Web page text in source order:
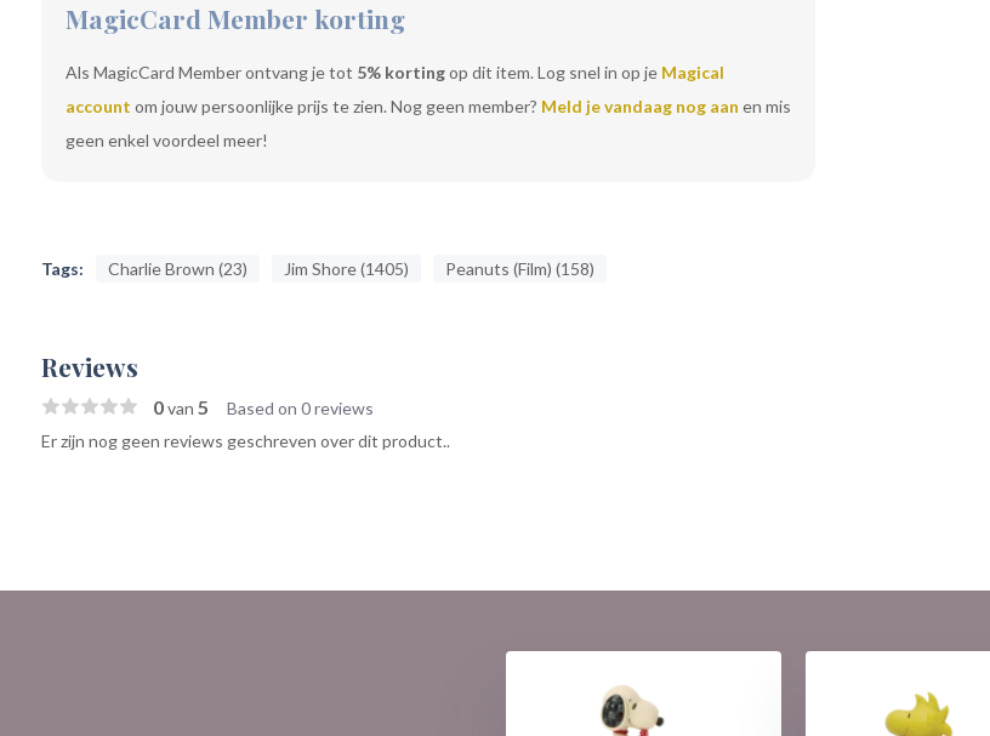
MagicCard Member korting
Als MagicCard Member ontvang je tot 5% kortingop dit item. Log snel in op je Magical
account om jouw persoonlijke prijs te zien. Nog geen member? Meld je vandaag nog aan en mis
geen enkel voordeel meer!
Tags: Charlie Brown (23) Jim Shore (1405) Peanuts (Film) (158)
Reviews
0van 5 Based on 0 reviews
Er zijn nog geen reviews geschreven over dit product..